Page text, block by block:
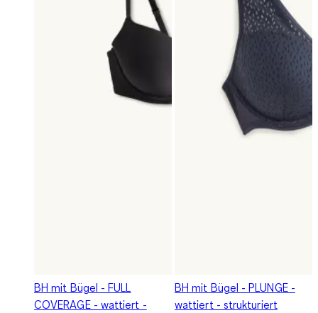
BH mit Bügel - FULL
COVERAGE - wattiert -
BH mit Bügel - PLUNGE -
wattiert - strukturiert